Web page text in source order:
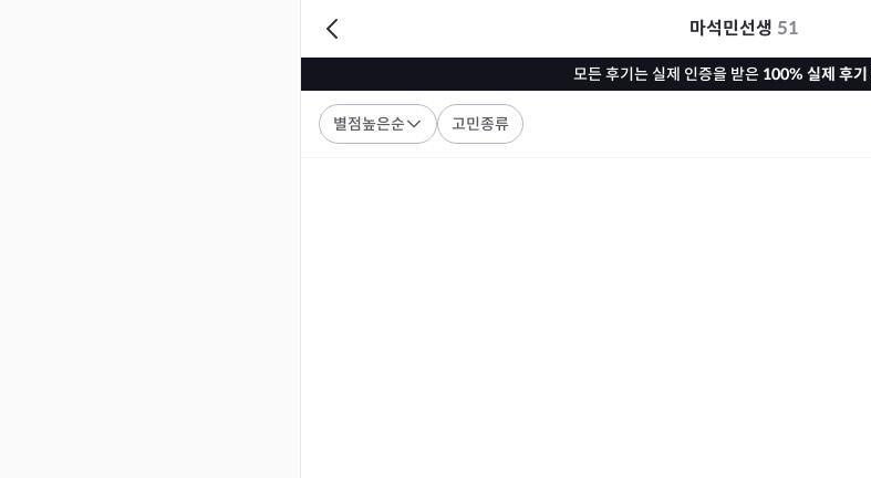
마석민선생 51
모든 후기는 실제 인증을 받은 100% 실제 후기
별점높은순 고민종류